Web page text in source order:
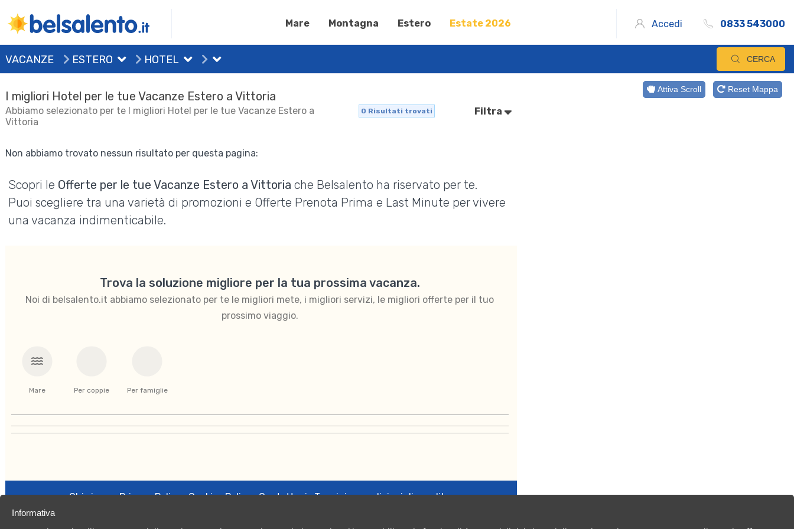
Mare Montagna Estero Estate 2026 Accedi 0833 543000
VACANZE ESTERO HOTEL CERCA
I migliori Hotel per le tue Vacanze Estero a Vittoria
Abbiamo selezionato per te I migliori Hotel per le tue Vacanze Estero a
Vittoria
0 Risultati trovati Filtra
Non abbiamo trovato nessun risultato per questa pagina:
Scopri le Offerte per le tue Vacanze Estero a Vittoria che Belsalento ha riservato per te.
Puoi scegliere tra una varietà di promozioni e Offerte Prenota Prima e Last Minute per vivere
una vacanza indimenticabile.
Trova la soluzione migliore per la tua prossima vacanza.
Noi di belsalento.it abbiamo selezionato per te le migliori mete, i migliori servizi, le migliori offerte per il tuo
prossimo viaggio.
Mare Per coppie Per famiglie
Chi siamo Privacy Policy Cookies Policy Contattaci Termini e condizioni di vendita
Attiva Scroll Reset Mappa
Informativa